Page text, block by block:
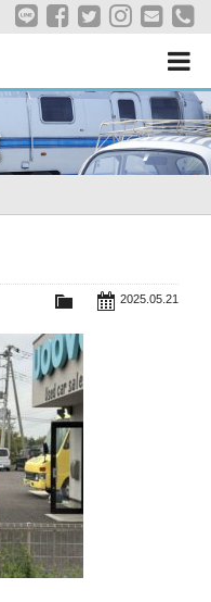
2025.05.21